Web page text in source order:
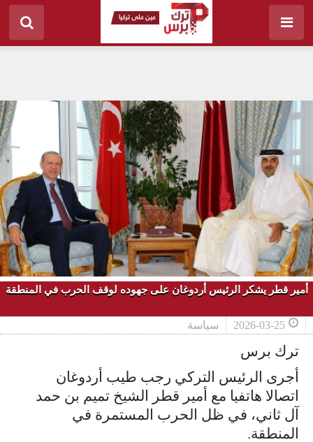
أمير قطر يشكر الرئيس أردوغان على جهوده لوقف الحرب في المنطقة
2026-03-25 سياسة
ترك برس
أجرى الرئيس التركي رجب طيب أردوغان
اتصالا هاتفيا مع أمير قطر الشيخ تميم بن حمد
آل ثاني، في ظل الحرب المستمرة في
المنطقة.